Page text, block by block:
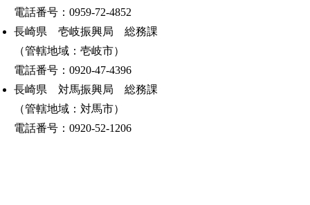
電話番号：0959-72-4852
長崎県 壱岐振興局 総務課
（管轄地域：壱岐市）
電話番号：0920‐47‐4396
長崎県 対馬振興局 総務課
（管轄地域：対馬市）
電話番号：0920-52-1206